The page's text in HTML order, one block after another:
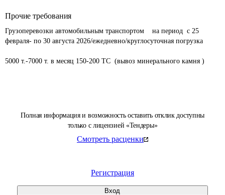
Полная информация и возможность оставить отклик доступны
только с лицензией «Тендеры»
Смотреть расценки
Регистрация
Вход
Прочие требования
Грузоперевозки автомобильным транспортом    на период  с 25
февраля- по 30 августа 2026/ежедневно/круглосуточная погрузка
5000 т.-7000 т. в месяц 150-200 ТС  (вывоз минерального камня )